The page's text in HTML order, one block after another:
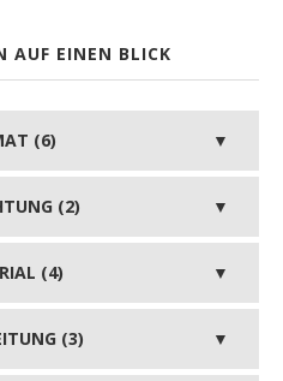
AUF EINEN BLICK
(6)
(2)
(4)
(3)